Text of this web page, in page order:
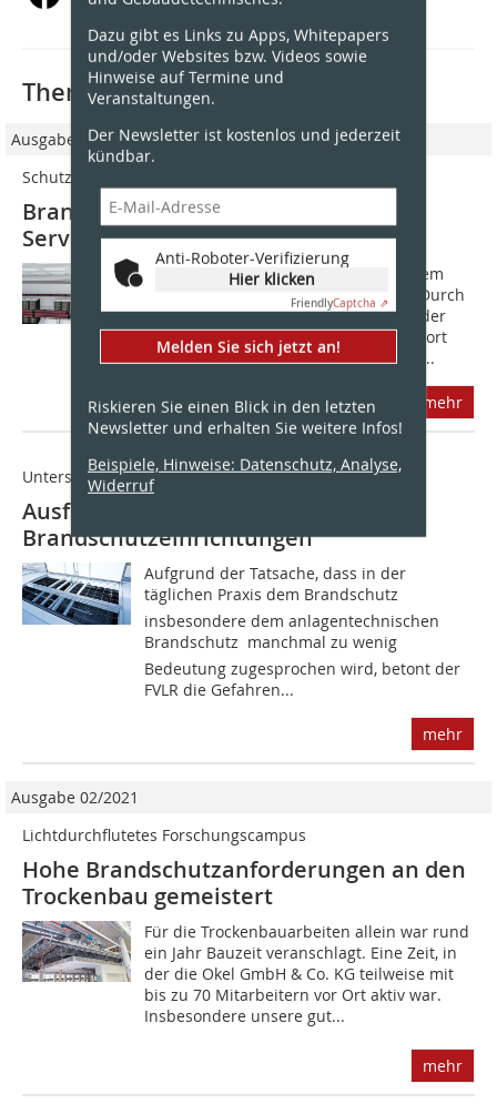
Dazu gibt es Links zu Apps, Whitepapers
und/oder Websites bzw. Videos sowie
Hinweise auf Termine und
Veranstaltungen.
Der Newsletter ist kostenlos und jederzeit
kündbar.
Anti-Roboter-Verifizierung
Hier klicken
FriendlyCaptcha ⇗
Melden Sie sich jetzt an!
Riskieren Sie einen Blick in den letzten
Newsletter und erhalten Sie weitere Infos!
Beispiele, Hinweise: Datenschutz, Analyse,
Widerruf
Thematisch passende Artikel:
Ausgabe 02/2021
Schutz der digitalen Infrastruktur von Unternehmen
Brandschutz für Rechenzentren und
Serverräume
Anfang des Jahres brannte es bei einem
großen Cloud-Hoster aus Straßburg. Durch
den Großbrand wurden rund 12.000 der
100.000 betriebenen Server am Standort
zerstört. Damit waren einige der dort...
mehr
Unterschätzte Gefahr
Ausfall von anlagentechnischen
Brandschutzeinrichtungen
Aufgrund der Tatsache, dass in der
täglichen Praxis dem Brandschutz 
insbesondere dem anlagentechnischen
Brandschutz  manchmal zu wenig
Bedeutung zugesprochen wird, betont der
FVLR die Gefahren...
mehr
Ausgabe 02/2021
Lichtdurchflutetes Forschungscampus
Hohe Brandschutzanforderungen an den
Trockenbau gemeistert
Für die Trockenbauarbeiten allein war rund
ein Jahr Bauzeit veranschlagt. Eine Zeit, in
der die Okel GmbH & Co. KG teilweise mit
bis zu 70 Mitarbeitern vor Ort aktiv war.
Insbesondere unsere gut...
mehr